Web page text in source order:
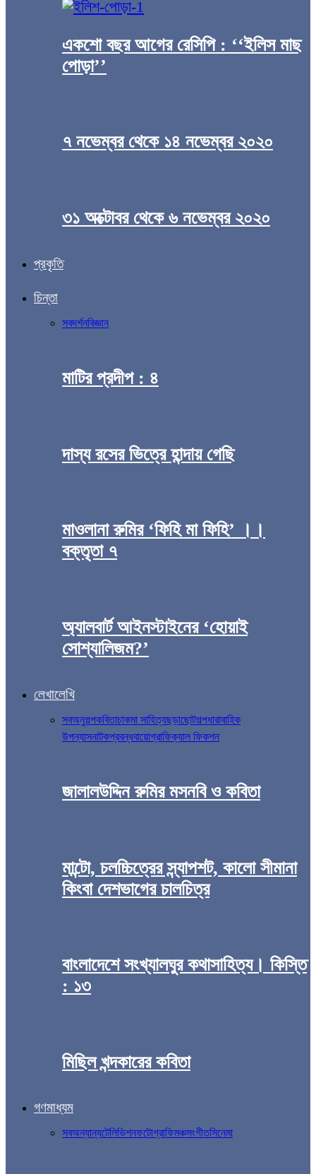
একশো বছর আগের রেসিপি : ‘‘ইলিস মাছ
পোড়া’’
৭ নভেম্বর থেকে ১৪ নভেম্বর ২০২০
৩১ অক্টোবর থেকে ৬ নভেম্বর ২০২০
প্রকৃতি
চিন্তা
সবদর্শনবিজ্ঞান
মাটির প্রদীপ : ৪
দাস্য রসের ভিত্রে হান্দায় গেছি
মাওলানা রুমির ‘ফিহি মা ফিহি’ ।।
বক্তৃতা ৭
অ্যালবার্ট আইনস্টাইনের ‘হোয়াই
সোশ্যালিজম?’
লেখালেখি
সবঅনুগল্পকবিতাচাকমা সাহিত্যছড়াছোটগল্পধারাবাহিক
উপন্যাসনাটকপ্রবন্ধবায়োগ্রাফিক্যাল ফিকশন
জালালউদ্দিন রুমির মসনবি ও কবিতা
মান্টো, চলচ্চিত্রের স্ন্যাপশট, কালো সীমানা
কিংবা দেশভাগের চালচিত্র
বাংলাদেশে সংখ্যালঘুর কথাসাহিত্য। কিস্তি
: ১৩
মিছিল খন্দকারের কবিতা
গণমাধ্যম
সবঅন্যান্যটেলিভিশনফটোগ্রাফিমঞ্চসংগীতসিনেমা